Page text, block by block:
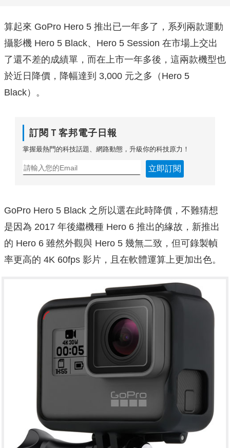
算起來 GoPro Hero 5 推出已一年多了，系列兩款運動
攝影機 Hero 5 Black、Hero 5 Session 在市場上交出
了還不差的成績單，而在上市一年多後，這兩款機型也
於近日降價，降幅達到 3,000 元之多（Hero 5
Black）。
訂閱Ｔ客邦電子日報
掌握最熱門的科技話題、網路動態，升級你的科技原力！
立即訂閱
GoPro Hero 5 Black 之所以選在此時降價，不難猜想
是因為 2017 年後繼機種 Hero 6 推出的緣故，新推出
的 Hero 6 雖然外觀與 Hero 5 幾無二致，但可錄製幀
率更高的 4K 60fps 影片，且在軟體運算上更加出色。